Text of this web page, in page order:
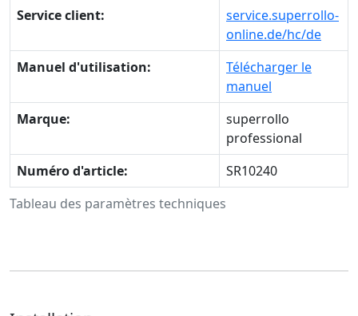
Tableau des paramètres techniques
Service client:
service.superrollo-
online.de/hc/de
Manuel d'utilisation:
Télécharger le
manuel
Marque:
superrollo
professional
Numéro d'article:
SR10240